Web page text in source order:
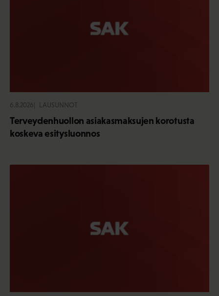
6.8.2026 LAUSUNNOT
Terveydenhuollon asiakasmaksujen korotusta
koskeva esitysluonnos